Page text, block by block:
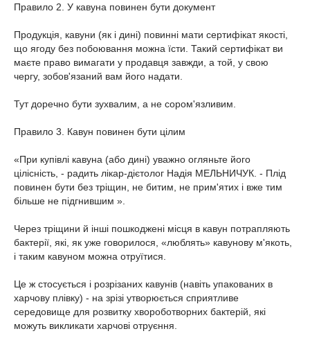
Правило 2. У кавуна повинен бути документ
Продукція, кавуни (як і дині) повинні мати сертифікат якості,
що ягоду без побоювання можна їсти. Такий сертифікат ви
маєте право вимагати у продавця завжди, а той, у свою
чергу, зобов'язаний вам його надати.
Тут доречно бути зухвалим, а не сором'язливим.
Правило 3. Кавун повинен бути цілим
«При купівлі кавуна (або дині) уважно огляньте його
цілісність, - радить лікар-дієтолог Надія МЕЛЬНИЧУК. - Плід
повинен бути без тріщин, не битим, не прим'ятих і вже тим
більше не підгнившим ».
Через тріщини й інші пошкоджені місця в кавун потрапляють
бактерії, які, як уже говорилося, «люблять» кавунову м'якоть,
і таким кавуном можна отруїтися.
Це ж стосується і розрізаних кавунів (навіть упакованих в
харчову плівку) - на зрізі утворюється сприятливе
середовище для розвитку хвороботворних бактерій, які
можуть викликати харчові отруєння.